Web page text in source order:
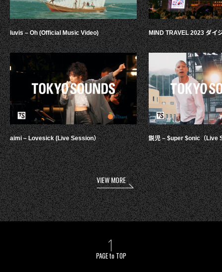
luvis – Oh (Official Music Video)
aimi – Lovesick (Live Session）
MIND TRAVEL 2023 ダイ
鋭児 – $uper $onic（Live
VIEW MORE
PAGE to TOP